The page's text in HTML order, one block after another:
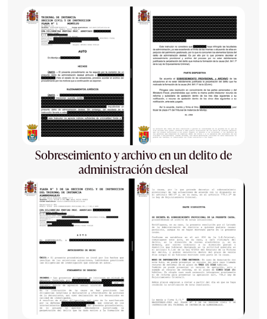
Sobreseimiento y archivo en un delito de
administración desleal